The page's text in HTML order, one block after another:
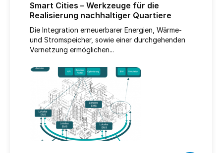
Smart Cities – Werkzeuge für die
Realisierung nachhaltiger Quartiere
Die Integration erneuerbarer Energien, Wärme-
und Stromspeicher, sowie einer durchgehenden
Vernetzung ermöglichen...